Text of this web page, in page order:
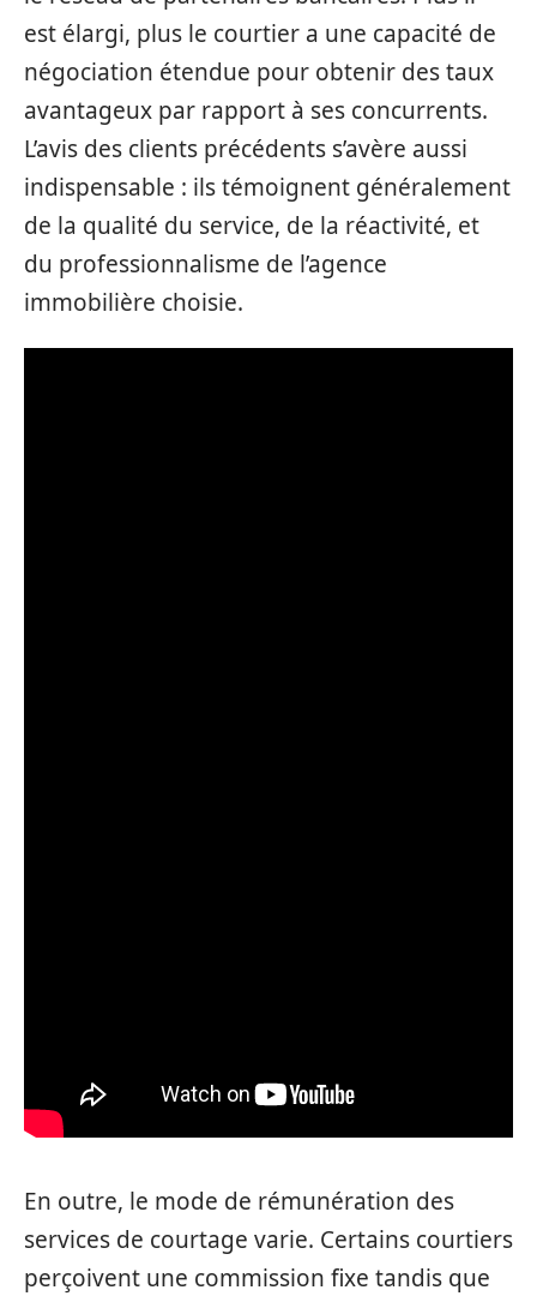
est élargi, plus le courtier a une capacité de
négociation étendue pour obtenir des taux
avantageux par rapport à ses concurrents.
L’avis des clients précédents s’avère aussi
indispensable : ils témoignent généralement
de la qualité du service, de la réactivité, et
du professionnalisme de l’agence
immobilière choisie.
En outre, le mode de rémunération des
services de courtage varie. Certains courtiers
perçoivent une commission fixe tandis que